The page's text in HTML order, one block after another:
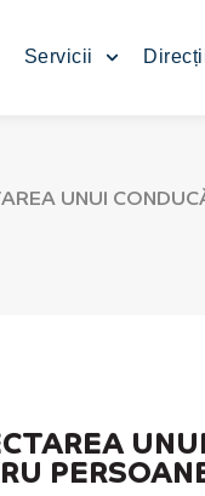
Servicii
UNUI